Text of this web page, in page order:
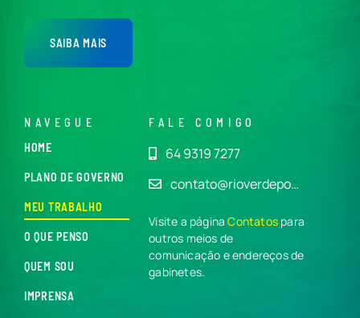
SAIBA MAIS
NAVEGUE
HOME
PLANO DE GOVERNO
MEU TRABALHO
O QUE PENSO
QUEM SOU
IMPRENSA
FALE COMIGO
64 9319 7277
contato@rioverdepo…
Visite a páginaContatos para
outros meios de
comunicação e endereços de
gabinetes.